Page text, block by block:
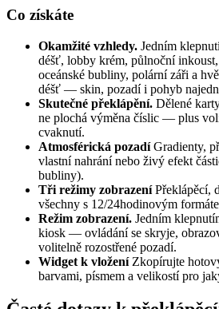
Co získáte
Okamžité vzhledy. Jedním
déšť, lobby krém, půlnoční
oceánské bubliny, polární záři a
déšť — skin, pozadí i pohyb
Skutečné překlápění. Dělené
ne plochá výměna číslic — plus
cvaknutí.
Atmosférická pozadí Gradienty,
vlastní nahrání nebo živý efekt
bubliny).
Tři režimy zobrazení Překlápěcí,
všechny s 12/24hodinovým
Režim zobrazení. Jedním
kiosk — ovládání se skryje,
volitelně rozostřené pozadí.
Widget k vložení Zkopírujte
barvami, písmem a velikostí pro